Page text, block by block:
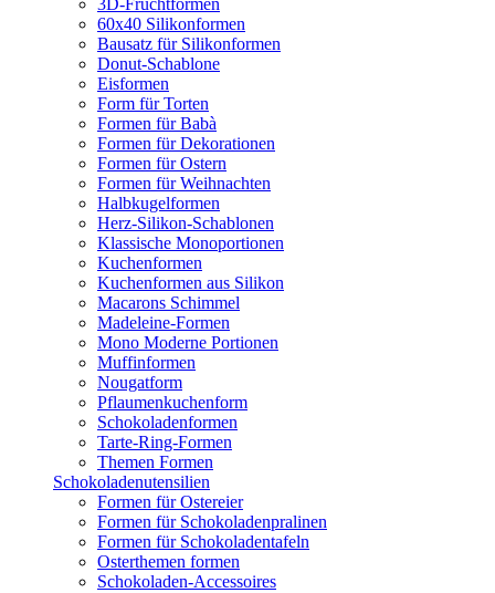
3D-Fruchtformen
60x40 Silikonformen
Bausatz für Silikonformen
Donut-Schablone
Eisformen
Form für Torten
Formen für Babà
Formen für Dekorationen
Formen für Ostern
Formen für Weihnachten
Halbkugelformen
Herz-Silikon-Schablonen
Klassische Monoportionen
Kuchenformen
Kuchenformen aus Silikon
Macarons Schimmel
Madeleine-Formen
Mono Moderne Portionen
Muffinformen
Nougatform
Pflaumenkuchenform
Schokoladenformen
Tarte-Ring-Formen
Themen Formen
Schokoladenutensilien
Formen für Ostereier
Formen für Schokoladenpralinen
Formen für Schokoladentafeln
Osterthemen formen
Schokoladen-Accessoires